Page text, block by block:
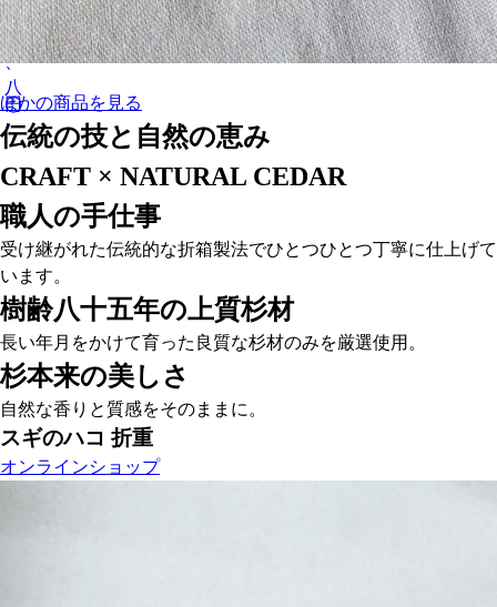
八、〇〇〇円
ほかの商品を見る
伝統の技と自然の恵み
CRAFT × NATURAL CEDAR
職人の手仕事
受け継がれた伝統的な折箱製法でひとつひとつ丁寧に仕上げて
います。
樹齢八十五年の上質杉材
長い年月をかけて育った良質な杉材のみを厳選使用。
杉本来の美しさ
自然な香りと質感をそのままに。
スギのハコ 折重
オンラインショップ